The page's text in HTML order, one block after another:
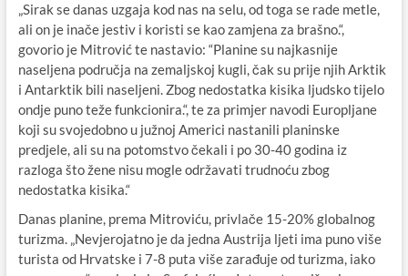
„Sirak se danas uzgaja kod nas na selu, od toga se rade metle,
ali on je inače jestiv i koristi se kao zamjena za brašno.“,
govorio je Mitrović te nastavio: “Planine su najkasnije
naseljena područja na zemaljskoj kugli, čak su prije njih Arktik
i Antarktik bili naseljeni. Zbog nedostatka kisika ljudsko tijelo
ondje puno teže funkcionira.“, te za primjer navodi Europljane
koji su svojedobno u južnoj Americi nastanili planinske
predjele, ali su na potomstvo čekali i po 30-40 godina iz
razloga što žene nisu mogle održavati trudnoću zbog
nedostatka kisika.“
Danas planine, prema Mitroviću, privlače 15-20% globalnog
turizma. „Nevjerojatno je da jedna Austrija ljeti ima puno više
turista od Hrvatske i 7-8 puta više zarađuje od turizma, iako